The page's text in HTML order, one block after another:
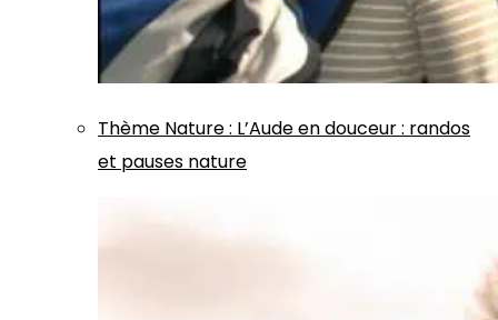
Thème Nature: L’Aude en douceur : randos
et pauses nature